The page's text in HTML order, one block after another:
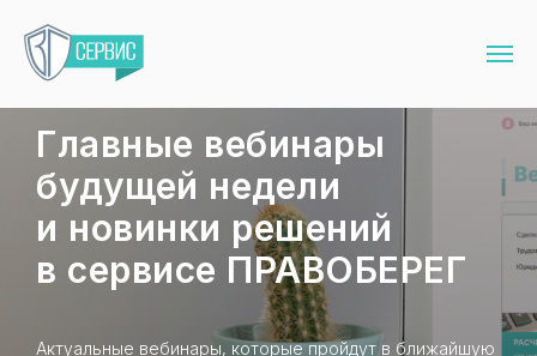
Главные вебинары
будущей недели
и новинки решений
в сервисе ПРАВОБЕРЕГ
Актуальные вебинары, которые пройдут в ближайшую